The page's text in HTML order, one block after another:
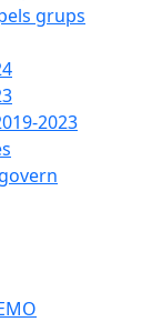
grups
2023